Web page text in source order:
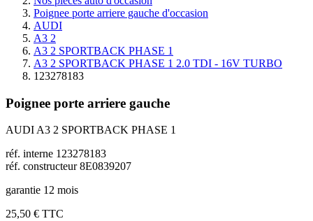
Poignee porte arriere gauche d'occasion
AUDI
A3 2
A3 2 SPORTBACK PHASE 1
A3 2 SPORTBACK PHASE 1 2.0 TDI - 16V TURBO
123278183
Poignee porte arriere gauche
AUDI A3 2 SPORTBACK PHASE 1
réf. interne 123278183
réf. constructeur 8E0839207
garantie 12 mois
25,50 € TTC